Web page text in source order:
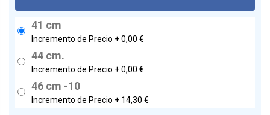
41 cm
Incremento de Precio +0,00 €
44 cm.
Incremento de Precio +0,00 €
46 cm -10
Incremento de Precio + 14,30 €